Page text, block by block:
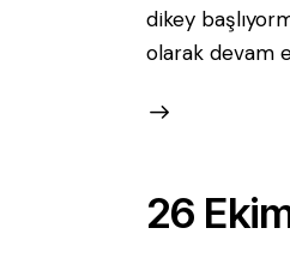
dikey
olarak devam
26